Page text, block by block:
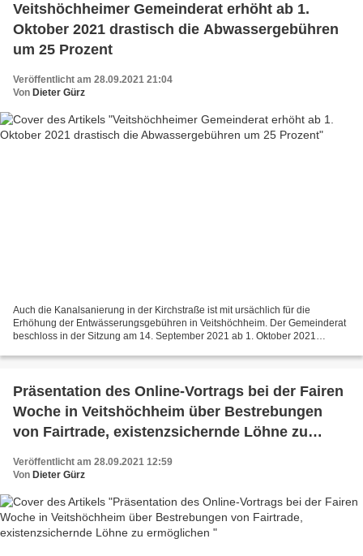
Veitshöchheimer Gemeinderat erhöht ab 1.
Oktober 2021 drastisch die Abwassergebühren
um 25 Prozent
Veröffentlicht am 28.09.2021 21:04
Von Dieter Gürz
Auch die Kanalsanierung in der Kirchstraße ist mit ursächlich für die
Erhöhung der Entwässerungsgebühren in Veitshöchheim. Der Gemeinderat
beschloss in der Sitzung am 14. September 2021 ab 1. Oktober 2021
Präsentation des Online-Vortrags bei der Fairen
Woche in Veitshöchheim über Bestrebungen
von Fairtrade, existenzsichernde Löhne zu
Veröffentlicht am 28.09.2021 12:59
Von Dieter Gürz